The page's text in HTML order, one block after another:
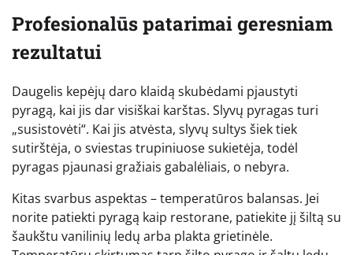
Profesionalūs patarimai geresniam
rezultatui
Daugelis kepėjų daro klaidą skubėdami pjaustyti
pyragą, kai jis dar visiškai karštas. Slyvų pyragas turi
„susistovėti“. Kai jis atvėsta, slyvų sultys šiek tiek
sutirštėja, o sviestas trupiniuose sukietėja, todėl
pyragas pjaunasi gražiais gabalėliais, o nebyra.
Kitas svarbus aspektas – temperatūros balansas. Jei
norite patiekti pyragą kaip restorane, patiekite jį šiltą su
šaukštu vanilinių ledų arba plakta grietinėle.